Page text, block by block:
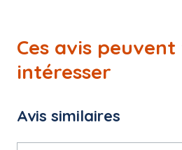
Ces avis peuvent
intéresser
Avis similaires